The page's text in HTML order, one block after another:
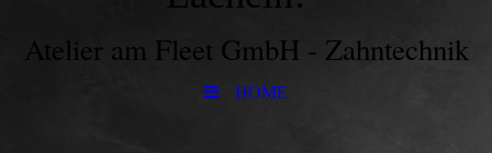
Atelier am Fleet GmbH - Zahntechnik
HOME